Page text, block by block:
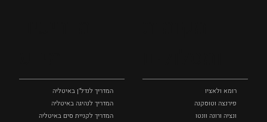
רומא ולאציו
פירנצה וטוסקנה ‏
ונציה ורונה וונטו
המדריך לנדל"ן באיטליה
המדריך לנהיגה באיטליה
המדריך לקניית סים באיטליה